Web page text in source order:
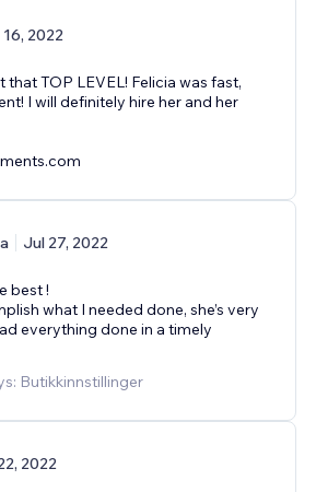
2022
that TOP LEVEL! Felicia was fast,
I will definitely hire her and her
Jul 27, 2022
best !
what I needed done, she’s very
everything done in a timely
Butikkinnstillinger
2022